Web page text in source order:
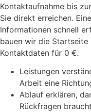
Kontaktaufnahme bis
Sie direkt erreichen.
Informationen schnell
bauen wir die
Kontaktdaten für 0 €.
Leistungen
Arbeit eine
Ablauf erklären,
Rückfragen braucht